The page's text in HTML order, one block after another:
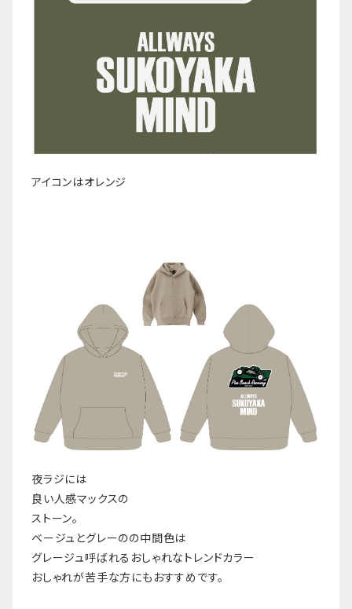
アイコンはオレンジ
夜ラジには
良い人感マックスの
ストーン。
ベージュとグレーのの中間色は
グレージュ呼ばれるおしゃれなトレンドカラー
おしゃれが苦手な方にもおすすめです。